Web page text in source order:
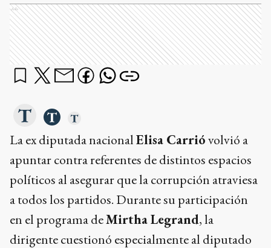
Ads
La ex diputada nacionalElisa Carrióvolvió a
apuntar contra referentes de distintos espacios
políticos al asegurar que la corrupción atraviesa
a todos los partidos. Durante su participación
en el programa deMirtha Legrand, la
dirigente cuestionó especialmente al diputado